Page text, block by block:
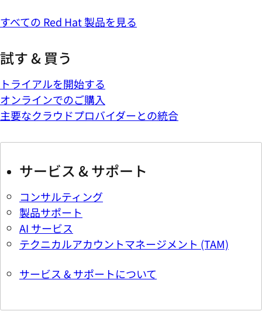
すべての Red Hat 製品を見る
試す & 買う
トライアルを開始する
オンラインでのご購入
主要なクラウドプロバイダーとの統合
サービス & サポート
コンサルティング
製品サポート
AI サービス
テクニカルアカウントマネージメント (TAM)
サービス & サポートについて